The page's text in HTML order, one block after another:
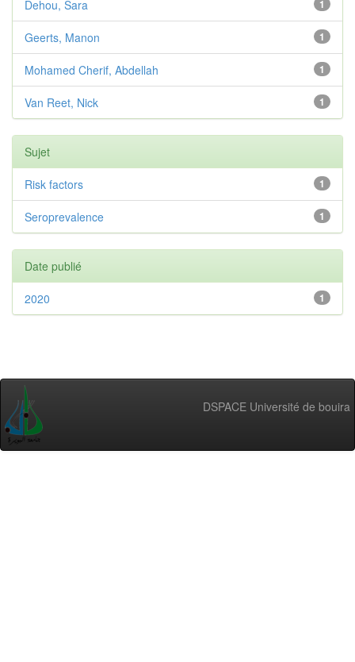
1
Dehou, Sara
1
Geerts, Manon
1
Mohamed Cherif, Abdellah
1
Van Reet, Nick
Sujet
1
Risk factors
1
Seroprevalence
Date publié
1
2020
DSPACE Université de bouira